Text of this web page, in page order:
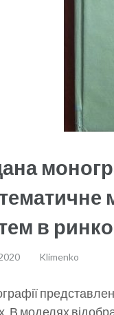
в
Klimenko
В моделях